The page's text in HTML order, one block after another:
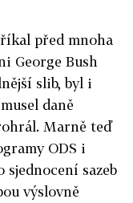
před mnoha
George Bush
slib, byl i
daně
Marně teď
ODS i
sjednocení sazeb
výslovně